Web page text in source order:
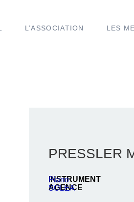
L’ASSOCIATION LES
PRESSLER
INSTRUMENT
Piano
AGENCE
SOLEA